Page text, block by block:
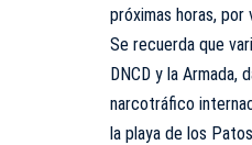
próximas horas, por
Se recuerda que
DNCD y la Armada,
narcotráfico
la playa de los